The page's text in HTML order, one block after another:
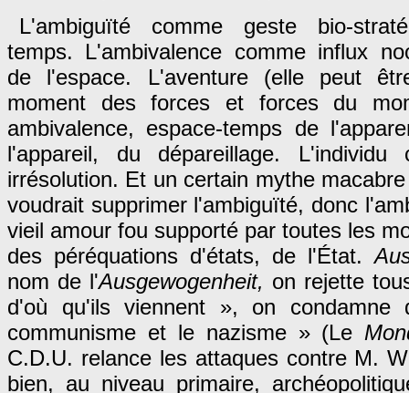
L'ambiguïté comme geste bio-
temps. L'ambivalence comme influx
de l'espace. L'aventure (elle peut
moment des forces et forces du
ambivalence, espace-temps de
l'appareil, du dépareillage.
irrésolution. Et un certain mythe
voudrait supprimer l'ambiguïté, donc
vieil amour fou supporté par toutes les
des péréquations d'états, de l'État.
nom de l'Ausgewogenheit, on rejette
d'où qu'ils viennent », on condamne
communisme et le nazisme » (Le
C.D.U. relance les attaques contre M.
bien, au niveau primaire,